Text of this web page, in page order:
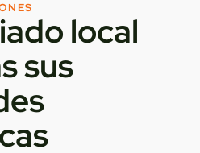
local
sus